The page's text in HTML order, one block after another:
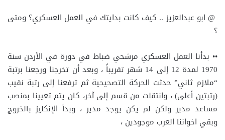
@ ابو عبدالعزيز .. كيف كانت بدايتك في العمل العسكري؟ ومتى
؟
•• بدأنا العمل العسكري مرشحي ضباط في دورة في الأردن سنة
1970 لمدة 12 إلى 14 شهر تقريباً ، وبعد أن تخرجنا ورجعنا برتبة
“ملازم ثاني” حدثت الحركة التصحيحية ثم ترفعنا إلى رتبة نقيب
(رتبتين أعلى) ، وانتقلت من قسم إلى آخر، كان يتم تعيينا بمنصب
مساعد مدير ولكن لم يكن يوجد مدير ، وبدأ الإنكليز بالخروج
وبقي اخواننا العرب موجودين ،